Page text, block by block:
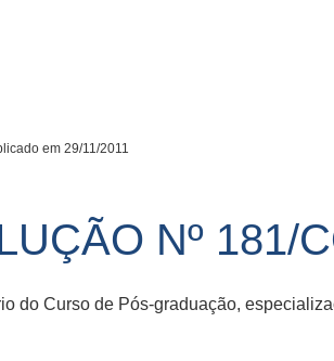
em 29/11/2011
Nº 181/
do Curso de Pós-graduação,